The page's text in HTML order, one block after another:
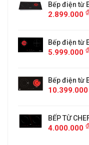
Bếp điện từ
2.899.000 ₫
Bếp điện từ
5.999.000 ₫
Bếp điện từ
10.399.000
BẾP TỪ
4.000.000 ₫